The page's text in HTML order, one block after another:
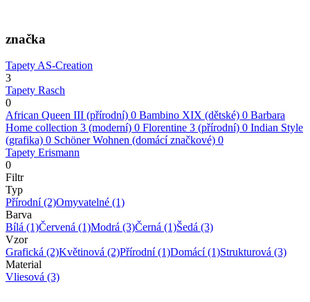
značka
Tapety AS-Creation
3
Tapety Rasch
0
African Queen III (přírodní) 0 Bambino XIX (dětské) 0 Barbara
Home collection 3 (moderní) 0 Florentine 3 (přírodní) 0 Indian Style
(grafika) 0 Schöner Wohnen (domácí značkové) 0
Tapety Erismann
0
Filtr
Typ
Přírodní(2)Omyvatelné (1)
Barva
Bílá (1)Červená (1)Modrá (3)Černá (1)Šedá (3)
Vzor
Grafická (2)Květinová (2)Přírodní(1)Domácí(1)Strukturová (3)
Material
Vliesová (3)